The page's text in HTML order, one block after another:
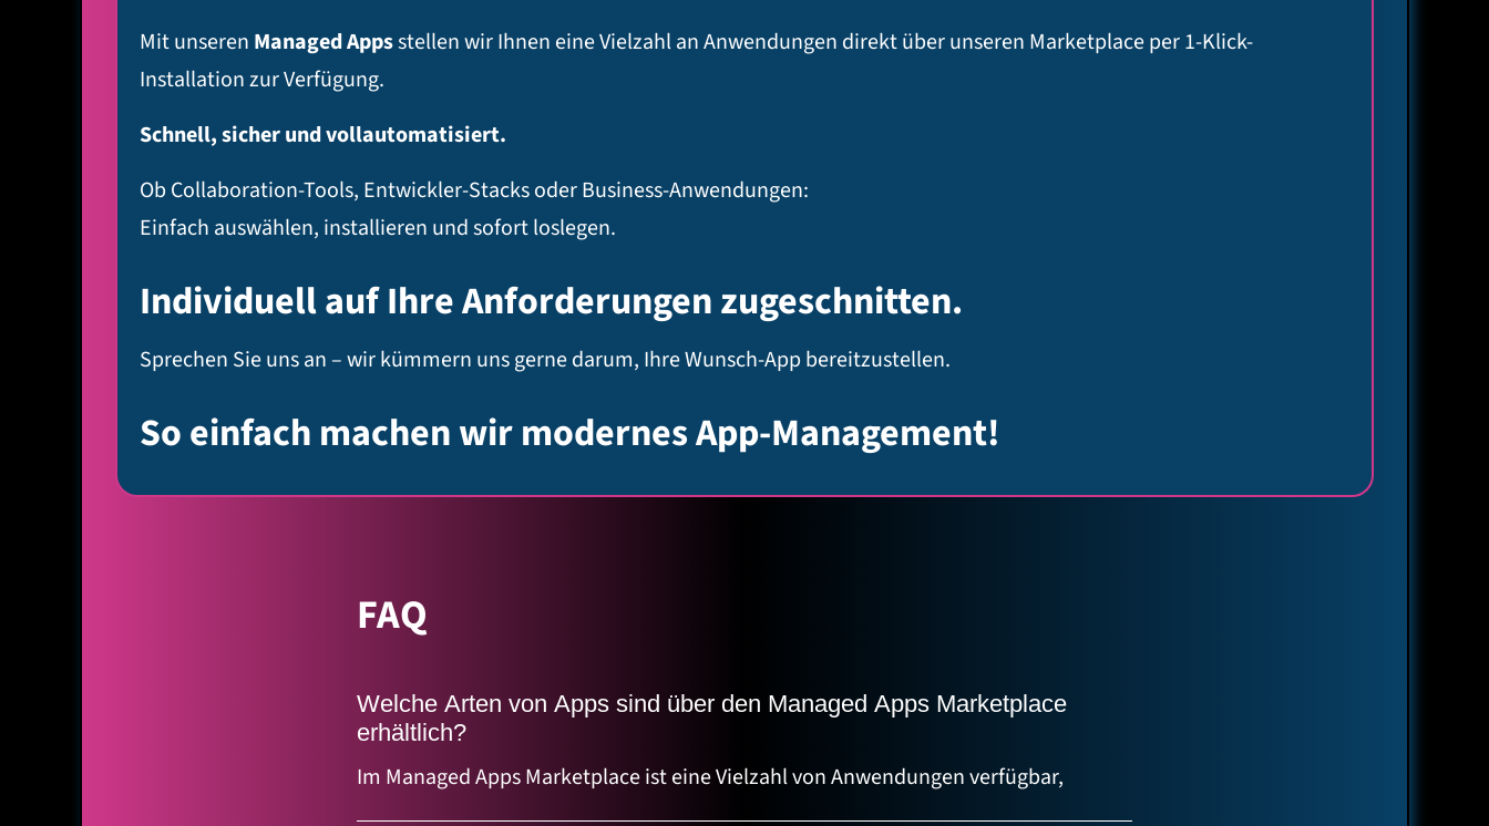
Mit unseren Managed Appsstellen wir Ihnen eine Vielzahl an Anwendungen direkt über unseren Marketplace per 1-Klick-
Installation zur Verfügung.
Schnell, sicher und vollautomatisiert.
Ob Collaboration-Tools, Entwickler-Stacks oder Business-Anwendungen:
Einfach auswählen, installieren und sofort loslegen.
Individuell auf Ihre Anforderungen zugeschnitten.
Sprechen Sie uns an – wir kümmern uns gerne darum, Ihre Wunsch-App bereitzustellen.
So einfach machen wir modernes App-Management!
FAQ
Welche Arten von Apps sind über den Managed Apps Marketplace
erhältlich?
Im Managed Apps Marketplace ist eine Vielzahl von Anwendungen verfügbar,
darunter Tools für die Zusammenarbeit, Entwickler-Stacks und